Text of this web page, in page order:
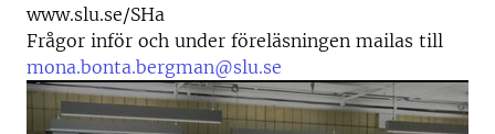
www.slu.se/SHa
Frågor inför och under föreläsningen mailas till
mona.bonta.bergman@slu.se